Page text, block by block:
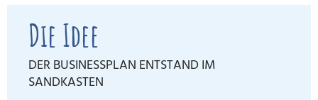
Die Idee
DER BUSINESSPLAN ENTSTAND IM
SANDKASTEN